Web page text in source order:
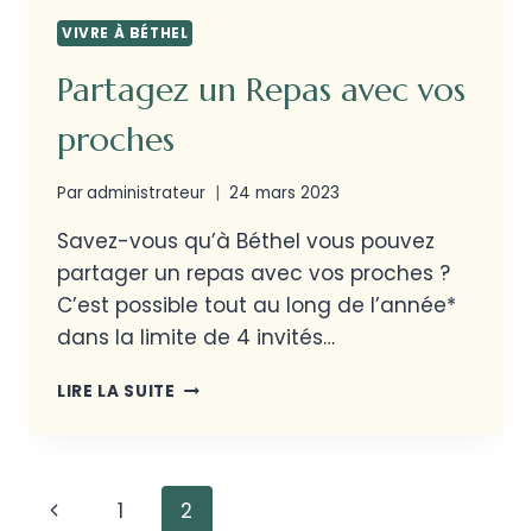
VIVRE À BÉTHEL
Partagez un Repas avec vos
proches
Paradministrateur 24 mars 2023
Savez-vous qu’à Béthel vous pouvez
partager un repas avec vos proches ?
C’est possible tout au long de l’année*
dans la limite de 4 invités…
LIRE LA SUITE
1 2